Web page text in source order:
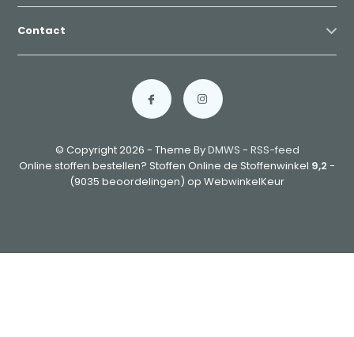
Contact
© Copyright 2026 - Theme ByDMWS - RSS-feed
Online stoffen bestellen? Stoffen Online de Stoffenwinkel 9,2 -
(9035 beoordelingen) op WebwinkelKeur